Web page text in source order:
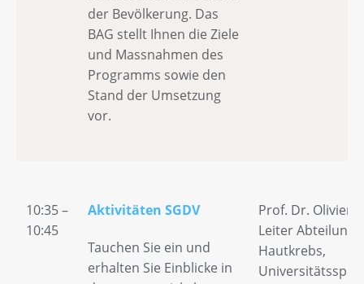
der Bevölkerung. Das
BAG stellt Ihnen die Ziele
und Massnahmen des
Programms sowie den
Stand der Umsetzung
vor.
10:35 –
10:45
Aktivitäten SGDV
Tauchen Sie ein und
erhalten Sie Einblicke in
Prof. Dr. Olivier
Leiter Abteilung
Hautkrebs,